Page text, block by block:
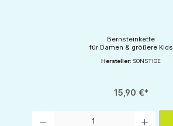
Bernsteinkette
für Damen & größere Kids
Hersteller: SONSTIGE
15,90 €*